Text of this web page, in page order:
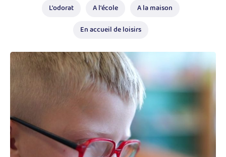
L'odorat A l'école A la maison
En accueil de loisirs